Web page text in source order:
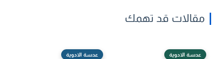
مقالات قد تهمك
عدسة الادوية عدسة الادوية